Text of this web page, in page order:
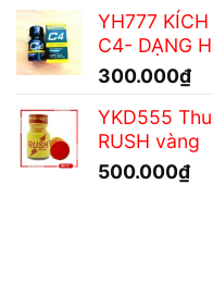
YH777
C4- DẠNG
300.000₫
YKD555
RUSH vàng
500.000₫